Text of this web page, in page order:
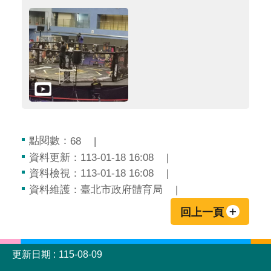
點閱數： 68
資料更新：113-01-18 16:08
資料檢視：113-01-18 16:08
資料維護：臺北市政府體育局
回上一頁
:::
更新日期
115-08-09